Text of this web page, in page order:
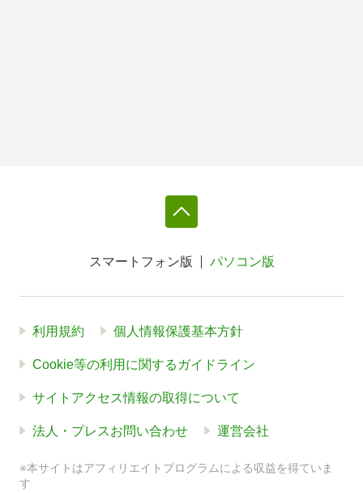
スマートフォン版 パソコン版
利用規約 個人情報保護基本方針
Cookie等の利用に関するガイドライン
サイトアクセス情報の取得について
法人・プレスお問い合わせ 運営会社
※本サイトはアフィリエイトプログラムによる収益を得ていま
す